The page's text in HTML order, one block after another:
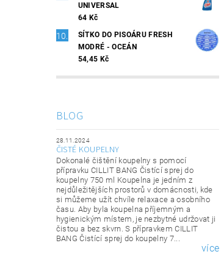
UNIVERSAL
64 Kč
SÍTKO DO PISOÁRU FRESH
MODRÉ - OCEÁN
54,45 Kč
BLOG
28.11.2024
ČISTÉ KOUPELNY
Dokonalé čištění koupelny s pomocí
přípravku CILLIT BANG Čistící sprej do
koupelny 750 ml Koupelna je jedním z
nejdůležitějších prostorů v domácnosti, kde
si můžeme užít chvíle relaxace a osobního
času. Aby byla koupelna příjemným a
hygienickým místem, je nezbytné udržovat ji
čistou a bez skvrn. S přípravkem CILLIT
BANG Čistící sprej do koupelny 7...
více